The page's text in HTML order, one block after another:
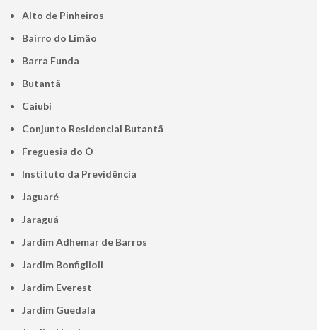
Alto de Pinheiros
Bairro do Limão
Barra Funda
Butantã
Caiubi
Conjunto Residencial Butantã
Freguesia do Ó
Instituto da Previdência
Jaguaré
Jaraguá
Jardim Adhemar de Barros
Jardim Bonfiglioli
Jardim Everest
Jardim Guedala